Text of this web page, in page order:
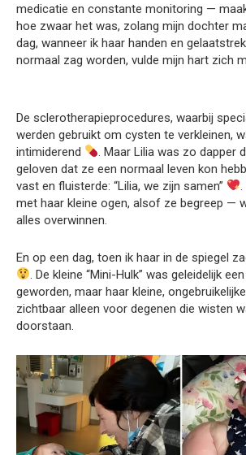
medicatie en constante monitoring —
hoe zwaar het was, zolang mijn dochter
dag, wanneer ik haar handen en
normaal zag worden, vulde mijn hart zich
De sclerotherapieprocedures, waarbij
werden gebruikt om cysten te verkleinen,
intimiderend
. Maar Lilia was zo dapper
geloven dat ze een normaal leven kon
vast en fluisterde: “Lilia, we zijn samen”
.
met haar kleine ogen, alsof ze begreep —
alles overwinnen.
En op een dag, toen ik haar in de spiegel
. De kleine “Mini-Hulk” was geleidelijk
geworden, maar haar kleine,
zichtbaar alleen voor degenen die wisten
doorstaan.